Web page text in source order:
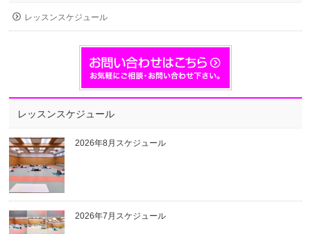
レッスンスケジュール
レッスンスケジュール
2026年8月スケジュール
2026年7月スケジュール